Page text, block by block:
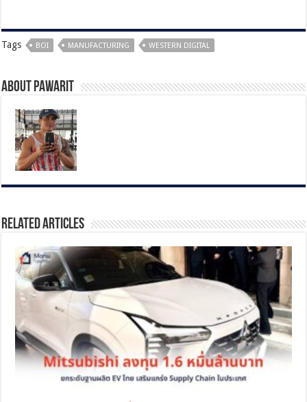
Tags BOI MANUFACTURING WESTERN DIGITAL
About pawarit
Related Articles